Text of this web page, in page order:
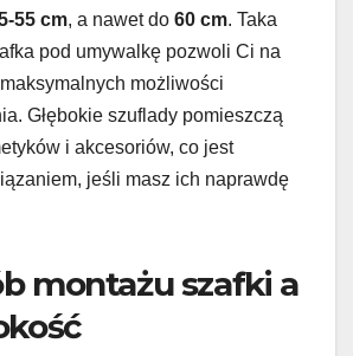
55 cm, a nawet do 60 cm. Taka
pod umywalkę pozwoli Ci na
możliwości
Głębokie szuflady pomieszczą
i akcesoriów, co jest
jeśli masz ich naprawdę
montażu szafki a